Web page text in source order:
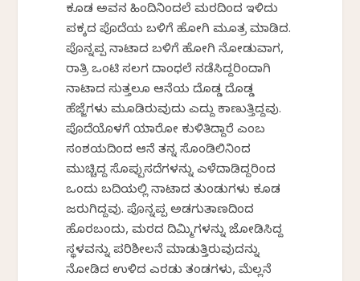
ಕೂಡ ಅವನ ಹಿಂದಿನಿಂದಲೆ ಮರದಿಂದ ಇಳಿದು
ಪಕ್ಕದ ಪೊದೆಯ ಬಳಿಗೆ ಹೋಗಿ ಮೂತ್ರ ಮಾಡಿದ.
ಪೊನ್ನಪ್ಪ ನಾಟಾದ ಬಳಿಗೆ ಹೋಗಿ ನೋಡುವಾಗ,
ರಾತ್ರಿ ಒಂಟಿ ಸಲಗ ದಾಂಧಲೆ ನಡೆಸಿದ್ದರಿಂದಾಗಿ
ನಾಟಾದ ಸುತ್ತಲೂ ಆನೆಯ ದೊಡ್ಡ ದೊಡ್ಡ
ಹೆಜ್ಜೆಗಳು ಮೂಡಿರುವುದು ಎದ್ದು ಕಾಣುತ್ತಿದ್ದವು.
ಪೊದೆಯೊಳಗೆ ಯಾರೋ ಕುಳಿತಿದ್ದಾರೆ ಎಂಬ
ಸಂಶಯದಿಂದ ಆನೆ ತನ್ನ ಸೊಂಡಿಲಿನಿಂದ
ಮುಚ್ಚಿದ್ದ ಸೊಪ್ಪುಸದೆಗಳನ್ನು ಎಳೆದಾಡಿದ್ದರಿಂದ
ಒಂದು ಬದಿಯಲ್ಲಿ ನಾಟಾದ ತುಂಡುಗಳು ಕೂಡ
ಜರುಗಿದ್ದವು. ಪೊನ್ನಪ್ಪ ಅಡಗುತಾಣದಿಂದ
ಹೊರಬಂದು, ಮರದ ದಿಮ್ಮಿಗಳನ್ನು ಜೋಡಿಸಿದ್ದ
ಸ್ಥಳವನ್ನು ಪರಿಶೀಲನೆ ಮಾಡುತ್ತಿರುವುದನ್ನು
ನೋಡಿದ ಉಳಿದ ಎರಡು ತಂಡಗಳು, ಮೆಲ್ಲನೆ